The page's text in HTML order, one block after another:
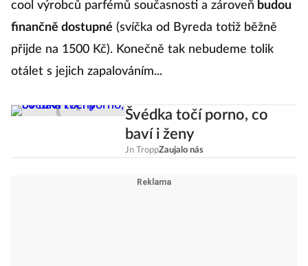
cool výrobců parfémů současnosti a zároveň budou
finančně dostupné (svíčka od Byreda totiž běžně
přijde na 1500 Kč). Konečně tak nebudeme tolik
otálet s jejich zapalováním...
Švédka točí porno, co
baví i ženy
Jn TroppZaujalo nás